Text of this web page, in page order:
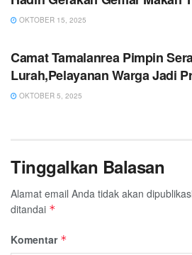
OKTOBER 15, 2025
Camat Tamalanrea Pimpin
Lurah,Pelayanan Warga Jadi
OKTOBER 5, 2025
Tinggalkan Balasan
Alamat email Anda tidak akan
ditandai *
Komentar *